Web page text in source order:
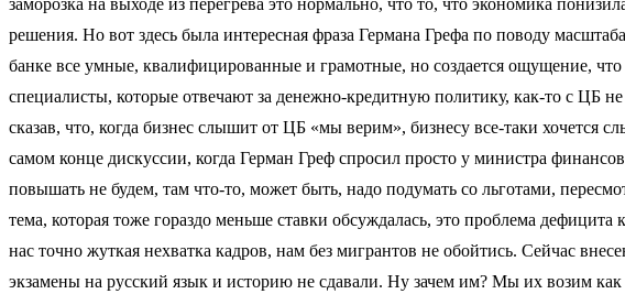
решения. Но вот здесь была интересная фраза Германа Грефа по поводу
банке все умные, квалифицированные и грамотные, но создается ощущение,
специалисты, которые отвечают за денежно-кредитную политику, как-то с ЦБ
сказав, что, когда бизнес слышит от ЦБ «мы верим», бизнесу все-таки хочется
самом конце дискуссии, когда Герман Греф спросил просто у министра
повышать не будем, там что-то, может быть, надо подумать со льготами,
тема, которая тоже гораздо меньше ставки обсуждалась, это проблема
нас точно жуткая нехватка кадров, нам без мигрантов не обойтись. Сейчас
экзамены на русский язык и историю не сдавали. Ну зачем им? Мы их возим